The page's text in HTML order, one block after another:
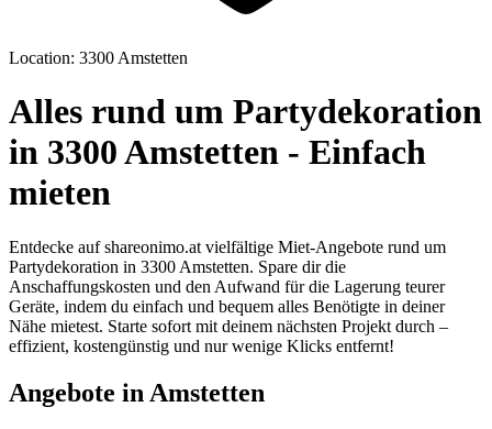
Location: 3300 Amstetten
Alles rund um Partydekoration
in 3300 Amstetten - Einfach
mieten
Entdecke auf shareonimo.at vielfältige Miet-Angebote rund um
Partydekoration in 3300 Amstetten. Spare dir die
Anschaffungskosten und den Aufwand für die Lagerung teurer
Geräte, indem du einfach und bequem alles Benötigte in deiner
Nähe mietest. Starte sofort mit deinem nächsten Projekt durch –
effizient, kostengünstig und nur wenige Klicks entfernt!
Angebote in Amstetten